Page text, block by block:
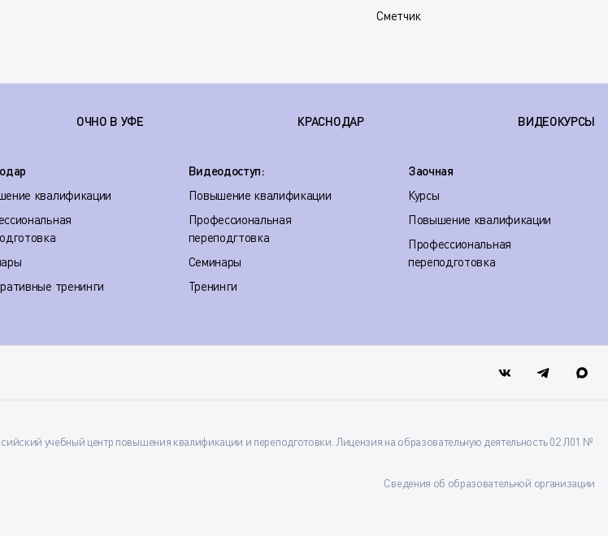
Сметчик
ОЧНО В УФЕ КРАСНОДАР ВИДЕОКУРСЫ
квалификации
тренинги
Видеодоступ:
Повышение квалификации
Профессиональная
переподгтовка
Семинары
Тренинги
Заочная
Курсы
Повышение квалификации
Профессиональная
переподготовка
учебный центр повышения квалификации и переподготовки. Лицензия на образовательную деятельность 02 Л01 №
Сведения об образовательной организации